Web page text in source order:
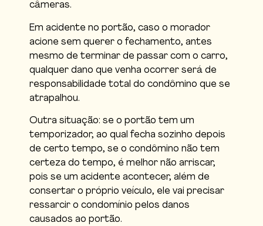
câmeras.
Em acidente no portão, caso o morador
acione sem querer o fechamento, antes
mesmo de terminar de passar com o carro,
qualquer dano que venha ocorrer será de
responsabilidade total do condômino que se
atrapalhou.
Outra situação: se o portão tem um
temporizador, ao qual fecha sozinho depois
de certo tempo, se o condômino não tem
certeza do tempo, é melhor não arriscar,
pois se um acidente acontecer, além de
consertar o próprio veículo, ele vai precisar
ressarcir o condomínio pelos danos
causados ao portão.